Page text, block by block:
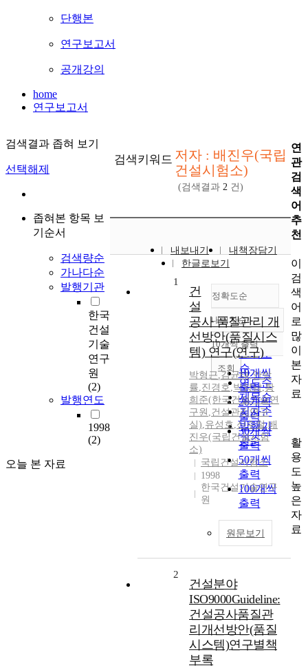
단행본
연구보고서
공개강의
home
연구보고서
검색결과 좁혀 보기
선택해제
좁혀본 항목 보
기순서
검색량순
가나다순
발행기관
한국
건설
기술
연구
원
(2)
발행연도
1998
(2)
오늘 본 자료
검색키워드 저자 : 배진우(국립
건설시험소)
(검색결과 2 건)
내보내기
내책장담기
한글로보기
정확도순
정확도
순
인기도
순
연도순
제목순
저자순
발행기
관순
내림차순
내림차순
10개씩 출력
10개씩
출력
20개씩
출력
30개씩
출력
50개씩
출력
100개씩
출력
조회
1
건
설
공사 품질관리 개
선방안(품질시스
템) 연구(연구)
박형근,김균태,안방
률,진경호,박양남,황
희준(한국건설기술연
구원 ,건설관리연구
실),유성호,신수철,배
진우(국립건설시험
소)
국립건설시험소
1998
한국건설기술연구
원
원문보기
2
건설분야
ISO9000Guideline:
건설공사품질관
리개선방안(품질
시스템)연구별책
부록
연
관
검
색
어
추
천
이
검
색
어
로
많
이
본
자
료
활
용
도
높
은
자
료